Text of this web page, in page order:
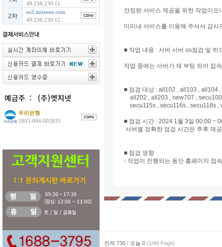
49.238.230.11
ns2.mireene.com
49.238.230.12
우리은행
1005-004-003835
안정된 서비스 제공을 위한 작업이
미리내 서비스를 이용해 주셔서 감
■ 작업 내용 : 서버 서버 os점검 및 하
작업 중에는 서버가 재 부팅 되어 접
■ 점검 대상 : all102 , all103 , all104
all202 , all203 , new707 ,
secu115s , secu116s , secu118s ,
■ 점검 시간 : 2024 1월 3일 00:00 ~
서버별 정확한 점검 시간은 추후 재
■ 점검 영향
- 작업이 진행되는 동안 홈페이지 접
전체 730 / 오늘 0 (1/49 Page)